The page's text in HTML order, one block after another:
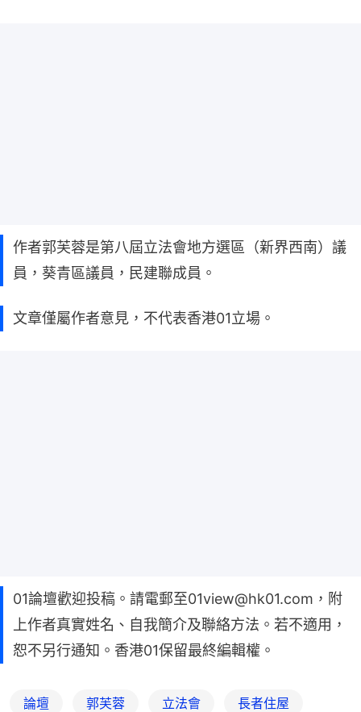
作者郭芙蓉是第八屆立法會地方選區（新界西南）議
員，葵青區議員，民建聯成員。
文章僅屬作者意見，不代表香港01立場。
01論壇歡迎投稿。請電郵至01view@hk01.com，附
上作者真實姓名、自我簡介及聯絡方法。若不適用，
恕不另行通知。香港01保留最終編輯權。
論壇 郭芙蓉 立法會 長者住屋